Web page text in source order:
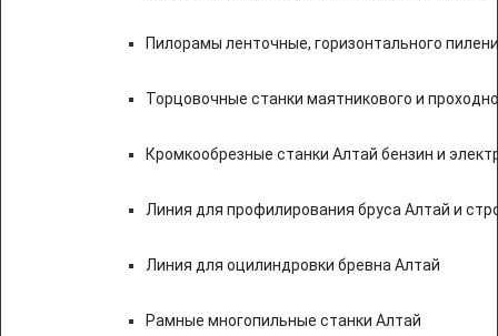
Пилорамы ленточные, горизонтального
Торцовочные станки маятникового и
Кромкообрезные станки Алтай бензин и
Линия для профилирования бруса Алтай и
Линия для оцилиндровки бревна Алтай
Рамные многопильные станки Алтай